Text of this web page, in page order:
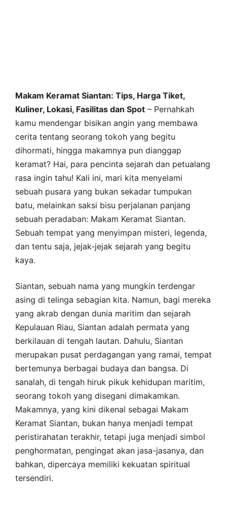
Makam Keramat Siantan: Tips, Harga Tiket,
Kuliner, Lokasi, Fasilitas dan Spot – Pernahkah
kamu mendengar bisikan angin yang membawa
cerita tentang seorang tokoh yang begitu
dihormati, hingga makamnya pun dianggap
keramat? Hai, para pencinta sejarah dan petualang
rasa ingin tahu! Kali ini, mari kita menyelami
sebuah pusara yang bukan sekadar tumpukan
batu, melainkan saksi bisu perjalanan panjang
sebuah peradaban: Makam Keramat Siantan.
Sebuah tempat yang menyimpan misteri, legenda,
dan tentu saja, jejak-jejak sejarah yang begitu
kaya.
Siantan, sebuah nama yang mungkin terdengar
asing di telinga sebagian kita. Namun, bagi mereka
yang akrab dengan dunia maritim dan sejarah
Kepulauan Riau, Siantan adalah permata yang
berkilauan di tengah lautan. Dahulu, Siantan
merupakan pusat perdagangan yang ramai, tempat
bertemunya berbagai budaya dan bangsa. Di
sanalah, di tengah hiruk pikuk kehidupan maritim,
seorang tokoh yang disegani dimakamkan.
Makamnya, yang kini dikenal sebagai Makam
Keramat Siantan, bukan hanya menjadi tempat
peristirahatan terakhir, tetapi juga menjadi simbol
penghormatan, pengingat akan jasa-jasanya, dan
bahkan, dipercaya memiliki kekuatan spiritual
tersendiri.